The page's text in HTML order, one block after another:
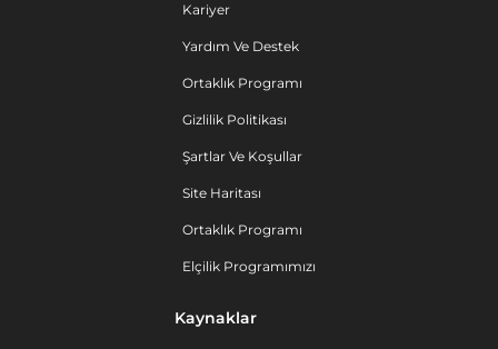
Kariyer
Yardım Ve Destek
Ortaklık Programı
Gizlilik Politikası
Şartlar Ve Koşullar
Site Haritası
Ortaklık Programı
Elçilik Programımızı
Kaynaklar